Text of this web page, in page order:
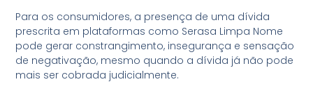
Para os consumidores, a presença de uma dívida
prescrita em plataformas como Serasa Limpa Nome
pode gerar constrangimento, insegurança e sensação
de negativação, mesmo quando a dívida já não pode
mais ser cobrada judicialmente.